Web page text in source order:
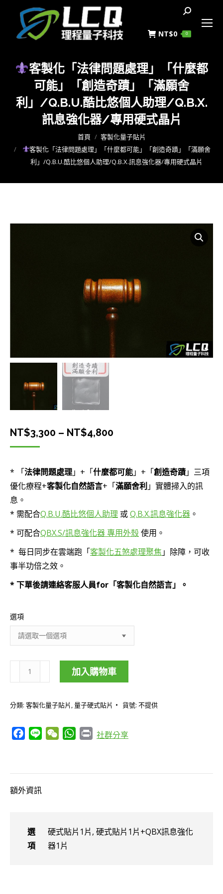
搜
NT$0 0
客製化「法律問題處理」「什麼都
可能」「創造奇蹟」「滿願舍
利」/Q.B.U.酷比悠個人助理/Q.B.X.
訊息強化器/專用硬式晶片
首頁
客製化量子貼片
客製化「法律問題處理」「什麼都可能」「創造奇蹟」「滿願舍
利」/Q.B.U.酷比悠個人助理/Q.B.X.訊息強化器/專用硬式晶片
NT$3,300 – NT$4,800
圍：
NT$3,300
NT$4,800
* 「法律問題處理」+「什麼都可能」+「創造奇蹟」三項
優化療程+客製化自然語言+「滿願舍利 」實體掃入的訊
息。
* 需配合Q.B.U.酷比悠個人助理 或Q.B.X.訊息強化器 。
* 可配合QBX.S/訊息強化器 專用外殼使用。
* 每日同步在雲端跑「客製化五煞處理聚焦 」除障，可收
事半功倍之效。
* 下單後請連絡客服人員for「客製化自然語言」。
選項
客
化
律
理」
加入購物車
分類: 客製化量子貼片 ,量子硬式貼片 貨號: 不提供
Facebook
Line WeChatWhatsApp
Print
社群分享
額外資訊
選
項
硬式貼片1片, 硬式貼片1片+QBX訊息強化
器1片